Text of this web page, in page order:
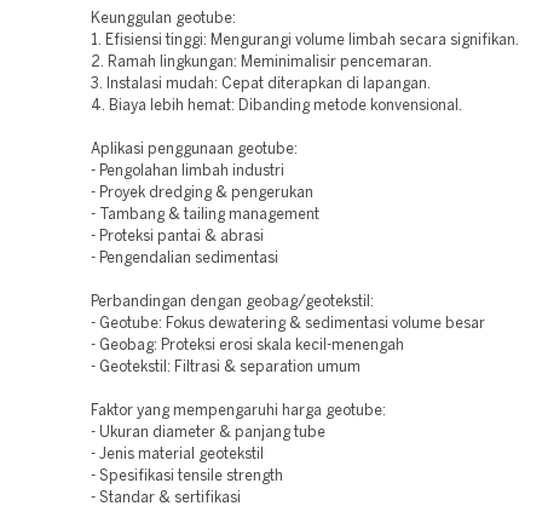
Keunggulan geotube:
1. Efisiensi tinggi: Mengurangi volume limbah secara signifikan.
2. Ramah lingkungan: Meminimalisir pencemaran.
3. Instalasi mudah: Cepat diterapkan di lapangan.
4. Biaya lebih hemat: Dibanding metode konvensional.
Aplikasi penggunaan geotube:
- Pengolahan limbah industri
- Proyek dredging & pengerukan
- Tambang & tailing management
- Proteksi pantai & abrasi
- Pengendalian sedimentasi
Perbandingan dengan geobag/geotekstil:
- Geotube: Fokus dewatering & sedimentasi volume besar
- Geobag: Proteksi erosi skala kecil-menengah
- Geotekstil: Filtrasi & separation umum
Faktor yang mempengaruhi harga geotube:
- Ukuran diameter & panjang tube
- Jenis material geotekstil
- Spesifikasi tensile strength
- Standar & sertifikasi